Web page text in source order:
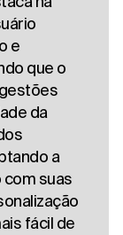
e
que o
da
a
com suas
fácil de